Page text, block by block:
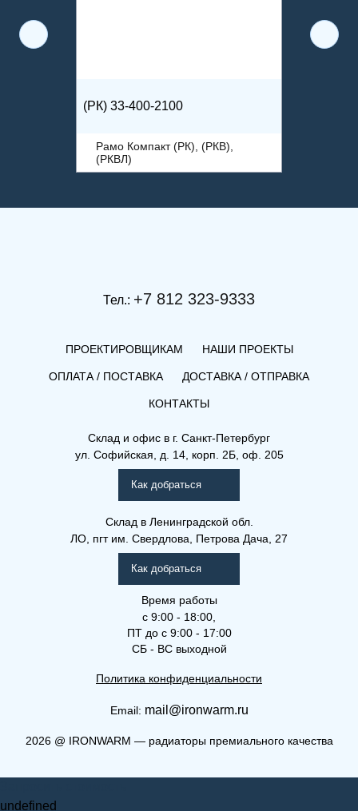
(РК) 33-400-2100
Рамо Компакт (РК), (РКВ),
(РКВЛ)
Рамо Компакт (РК), (РКВ),
(РКВ) 33-600-2800
Рамо Компакт (РК), (РКВ),
Тел.: +7 812 323-9333
ПРОЕКТИРОВЩИКАМ НАШИ ПРОЕКТЫ
ОПЛАТА / ПОСТАВКА ДОСТАВКА / ОТПРАВКА
КОНТАКТЫ
Склад и офис в г. Санкт-Петербург
ул. Софийская, д. 14, корп. 2Б, оф. 205
Как добраться
Склад в Ленинградской обл.
ЛО, пгт им. Свердлова, Петрова Дача, 27
Как добраться
Время работы
с 9:00 - 18:00,
ПТ до с 9:00 - 17:00
СБ - ВС выходной
Политика конфиденциальности
Email: mail@ironwarm.ru
2026@ IRONWARM — радиаторы премиального качества
undefined